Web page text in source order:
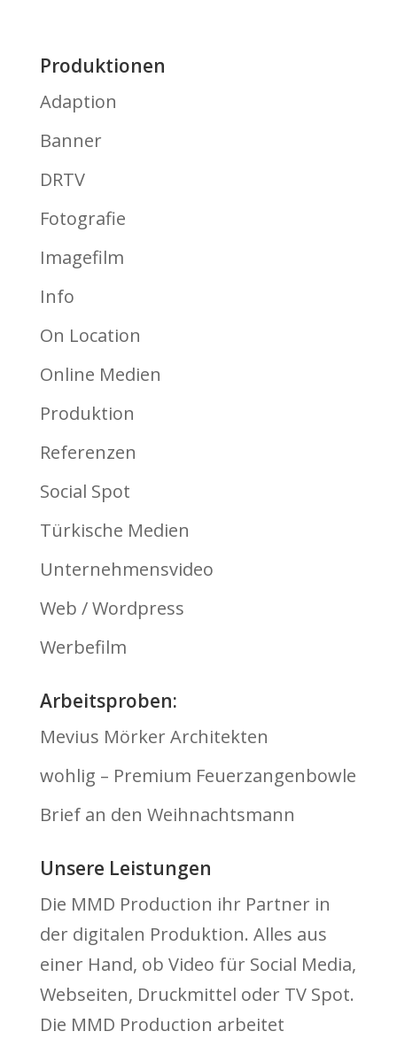
Produktionen
Adaption
Banner
DRTV
Fotografie
Imagefilm
Info
On Location
Online Medien
Produktion
Referenzen
Social Spot
Türkische Medien
Unternehmensvideo
Web / Wordpress
Werbefilm
Arbeitsproben:
Mevius Mörker Architekten
wohlig – Premium Feuerzangenbowle
Brief an den Weihnachtsmann
Unsere Leistungen
Die MMD Production ihr Partner in
der digitalen Produktion. Alles aus
einer Hand, ob Video für Social Media,
Webseiten, Druckmittel oder TV Spot.
Die MMD Production arbeitet